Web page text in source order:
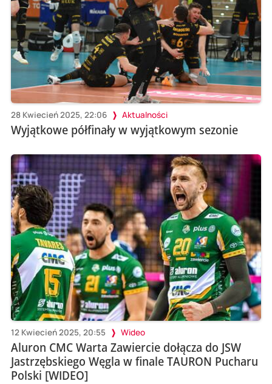
28 Kwiecień 2025, 22:06 Aktualności
Wyjątkowe półfinały w wyjątkowym sezonie
12 Kwiecień 2025, 20:55 Wideo
Aluron CMC Warta Zawiercie dołącza do JSW
Jastrzębskiego Węgla w finale TAURON Pucharu
Polski [WIDEO]